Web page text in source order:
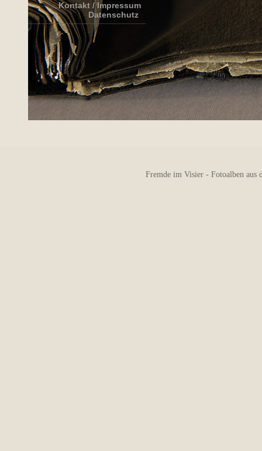
Kontakt / Impressum
Datenschutz
Fremde im Visier - Fotoalben aus